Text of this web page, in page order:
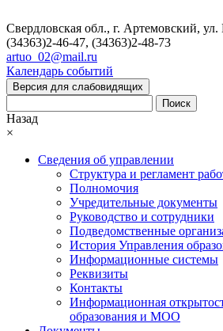
Свердловская обл., г. Артемовский,
(34363)2-46-47, (34363)2-48-73
artuo_02@mail.ru
Календарь событий
Версия для слабовидящих
Поиск
Назад
×
Сведения об управлении
Структура и регламент
Полномочия
Учредительные документы
Руководство и сотрудники
Подведомственные
История Управления
Информационные системы
Реквизиты
Контакты
Информационная
образования и МОО